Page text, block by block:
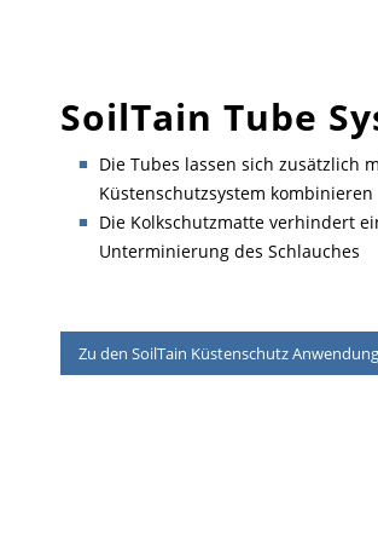
SoilTain Tube
Die Tubes lassen sich zusätzlich
Küstenschutzsystem kombinieren
Die Kolkschutzmatte verhindert
Unterminierung des Schlauches
Zu den SoilTain Küstenschutz